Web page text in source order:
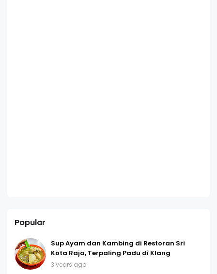
Popular
Sup Ayam dan Kambing di Restoran Sri
Kota Raja, Terpaling Padu di Klang
3 years ago